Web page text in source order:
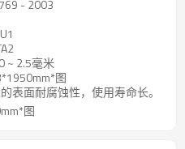
- 2003
~ 2.5毫米
图
表面耐腐蚀性，使用寿命长。
图